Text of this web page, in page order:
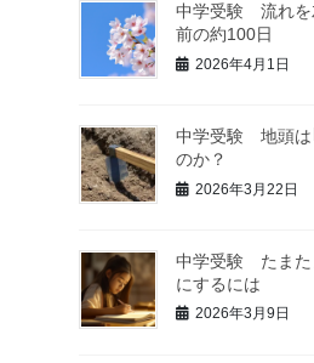
中学受験 流れを
前の約100日
2026年4月1日
中学受験 地頭は
のか？
2026年3月22日
中学受験 たまた
にするには
2026年3月9日